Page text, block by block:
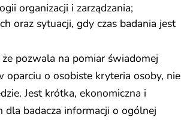
organizacji i zarządzania;
oraz sytuacji, gdy czas badania jest
pozwala na pomiar świadomej
oparciu o osobiste kryteria osoby, nie
Jest krótka, ekonomiczna i
dla badacza informacji o ogólnej